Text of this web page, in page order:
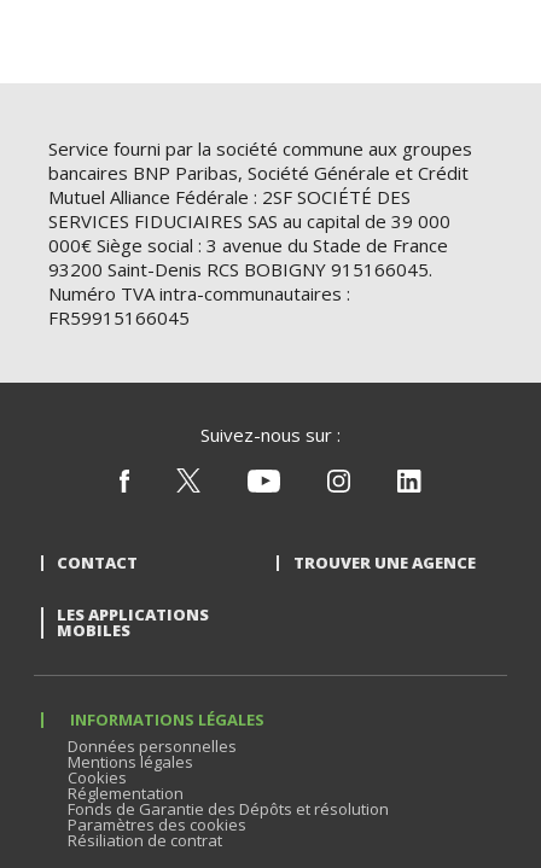
Service fourni par la société commune aux groupes
bancaires BNP Paribas, Société Générale et Crédit
Mutuel Alliance Fédérale : 2SF SOCIÉTÉ DES
SERVICES FIDUCIAIRES SAS au capital de 39 000
000€ Siège social : 3 avenue du Stade de France
93200 Saint-Denis RCS BOBIGNY 915166045.
Numéro TVA intra-communautaires :
FR59915166045
Suivez-nous sur :
CONTACT TROUVER UNE AGENCE
LES APPLICATIONS
MOBILES
INFORMATIONS LÉGALES
Données personnelles
Mentions légales
Cookies
Réglementation
Fonds de Garantie des Dépôts et résolution
Paramètres des cookies
Résiliation de contrat